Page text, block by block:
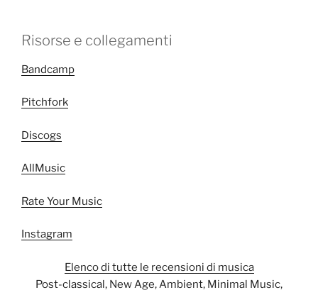
Risorse e collegamenti
Bandcamp
Pitchfork
Discogs
AllMusic
Rate Your Music
Instagram
Elenco di tutte le recensioni di musica
Post-classical, New Age, Ambient, Minimal Music,